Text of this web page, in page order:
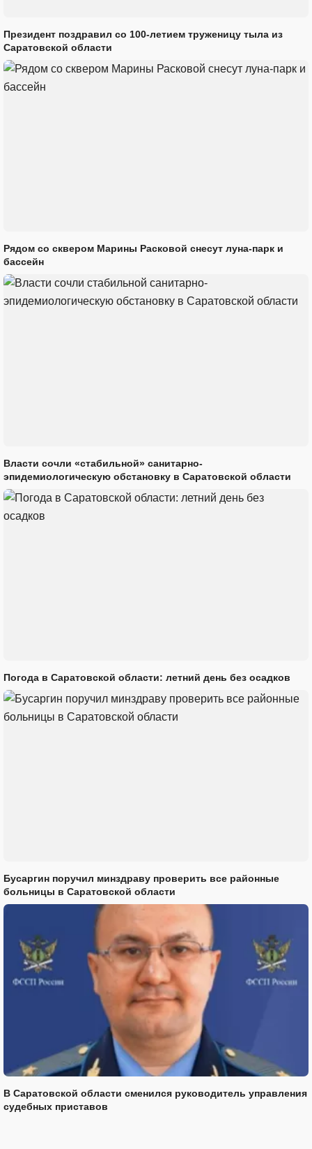
Президент поздравил со 100-летием труженицу тыла из
Саратовской области
Рядом со сквером Марины Расковой снесут луна-парк и
бассейн
Власти сочли «стабильной» санитарно-
эпидемиологическую обстановку в Саратовской области
Погода в Саратовской области: летний день без осадков
Бусаргин поручил минздраву проверить все районные
больницы в Саратовской области
В Саратовской области сменился руководитель управления
судебных приставов